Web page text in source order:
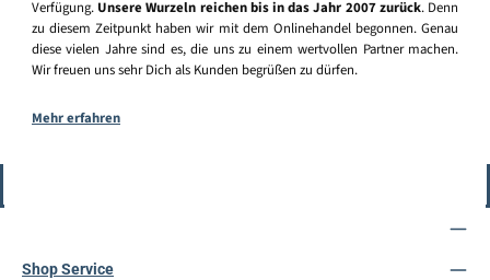
Verfügung. Unsere Wurzeln reichen bis in das Jahr 2007 zurück. Denn
zu diesem Zeitpunkt haben wir mit dem Onlinehandel begonnen. Genau
diese vielen Jahre sind es, die uns zu einem wertvollen Partner machen.
Wir freuen uns sehr Dich als Kunden begrüßen zu dürfen.
Mehr erfahren
Shop Service